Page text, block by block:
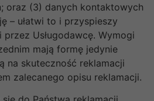
oraz (3) danych kontaktowych
– ułatwi to i przyspieszy
Usługodawcę. Wymogi
mają formę jedynie
na skuteczność reklamacji
zalecanego opisu reklamacji.